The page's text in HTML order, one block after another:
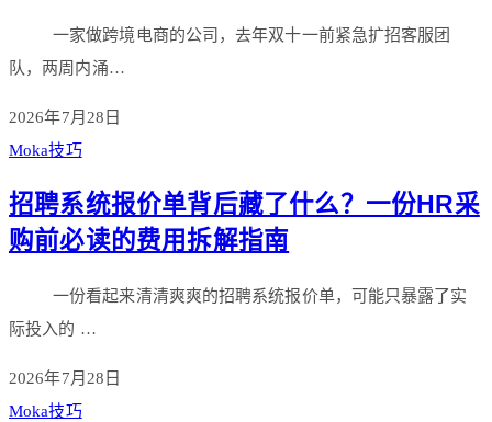
一家做跨境电商的公司，去年双十一前紧急扩招客服团
队，两周内涌…
2026年7月28日
Moka技巧
招聘系统报价单背后藏了什么？一份HR采
购前必读的费用拆解指南
一份看起来清清爽爽的招聘系统报价单，可能只暴露了实
际投入的 …
2026年7月28日
Moka技巧